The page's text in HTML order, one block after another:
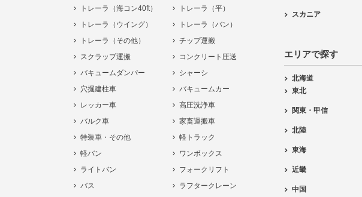
トレーラ（海コン40ft）
トレーラ（平）
トレーラ（ウイング）
トレーラ（バン）
トレーラ（その他）
チップ運搬
スクラップ運搬
コンクリート圧送
バキュームダンパー
シャーシ
穴掘建柱車
バキュームカー
レッカー車
高圧洗浄車
バルク車
家畜運搬車
特装車・その他
軽トラック
軽バン
ワンボックス
ライトバン
フォークリフト
バス
ラフタークレーン
スカニア
エリアで探す
北海道
東北
関東・甲信
北陸
東海
近畿
中国